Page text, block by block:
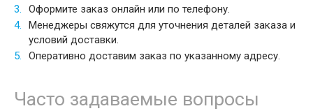
Оформите заказ онлайн или по телефону.
Менеджеры свяжутся для уточнения деталей заказа и
условий доставки.
Оперативно доставим заказ по указанному адресу.
Часто задаваемые вопросы